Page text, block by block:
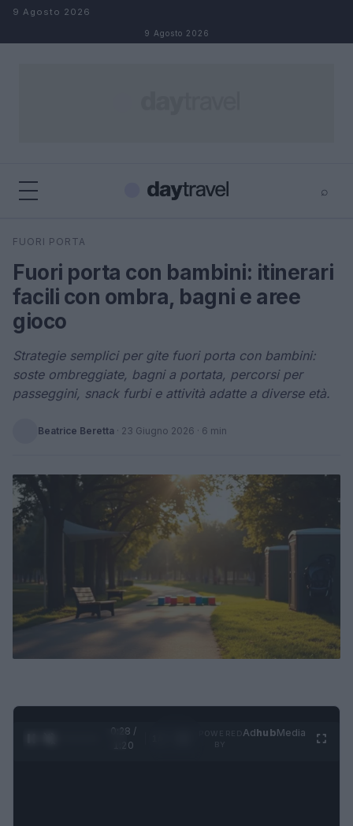
Salta al contenuto
9 Agosto 2026
9 Agosto 2026
⌕
Cerca
FUORI PORTA
Fuori porta con bambini: itinerari
facili con ombra, bagni e aree
gioco
Strategie semplici per gite fuori porta con bambini:
soste ombreggiate, bagni a portata, percorsi per
passeggini, snack furbi e attività adatte a diverse età.
Beatrice Beretta · 23 Giugno 2026 · 6 min
0:29 /
1:20
AdhubMedia